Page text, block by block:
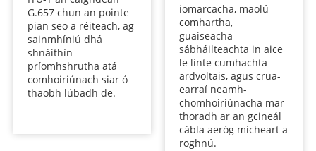
G.657 chun an pointe
pian seo a réiteach, ag
sainmhíniú dhá
shnáithín
príomhshrutha atá
comhoiriúnach siar ó
thaobh lúbadh de.
iomarcacha, maolú
comhartha,
guaiseacha
sábháilteachta in aice
le línte cumhachta
ardvoltais, agus crua-
earraí neamh-
chomhoiriúnacha mar
thoradh ar an gcineál
cábla aeróg mícheart a
roghnú.